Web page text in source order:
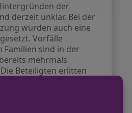
der
derzeit unklar. Bei der
wurden auch eine
Vorfälle
Familien sind in der
mehrmals
Beteiligten erlitten
und wurden von
in nahegelegene